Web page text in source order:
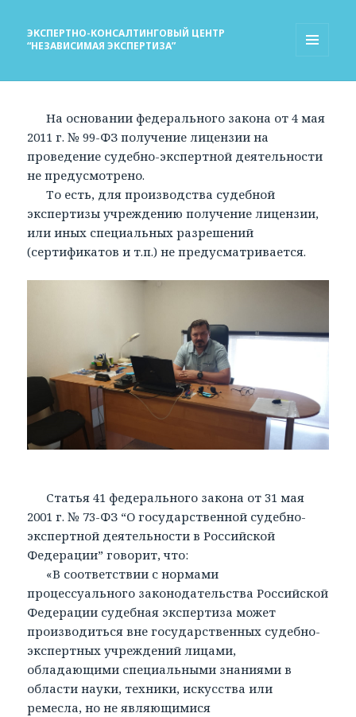
ЭКСПЕРТНО-КОНСАЛТИНГОВЫЙ ЦЕНТР
“НЕЗАВИСИМАЯ ЭКСПЕРТИЗА”
На основании федерального закона от 4 мая
2011 г. № 99-ФЗ получение лицензии на
проведение судебно-экспертной деятельности
не предусмотрено.
То есть, для производства судебной
экспертизы учреждению получение лицензии,
или иных специальных разрешений
(сертификатов и т.п.) не предусматривается.
Статья 41 федерального закона от 31 мая
2001 г. № 73-ФЗ “О государственной судебно-
экспертной деятельности в Российской
Федерации” говорит, что:
«В соответствии с нормами
процессуального законодательства Российской
Федерации судебная экспертиза может
производиться вне государственных судебно-
экспертных учреждений лицами,
обладающими специальными знаниями в
области науки, техники, искусства или
ремесла, но не являющимися